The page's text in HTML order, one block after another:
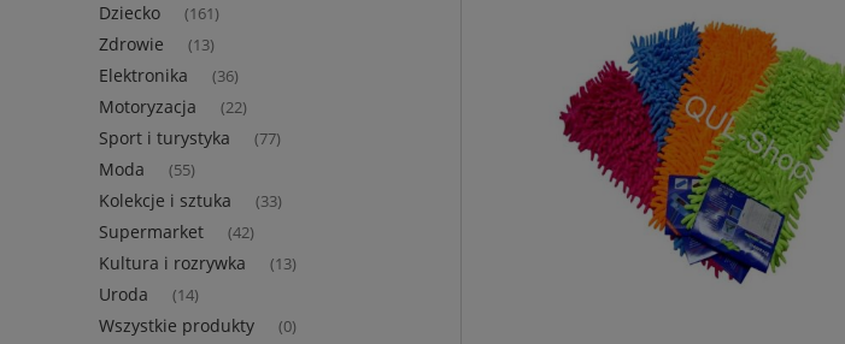
Dziecko (161)
Zdrowie (13)
Elektronika (36)
Motoryzacja (22)
Sport i turystyka (77)
Moda (55)
Kolekcje i sztuka (33)
Supermarket (42)
Kultura i rozrywka (13)
Uroda (14)
Wszystkie produkty (0)